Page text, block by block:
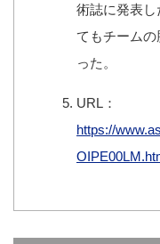
術誌に発表し
てもチーム
った。
URL：
https://